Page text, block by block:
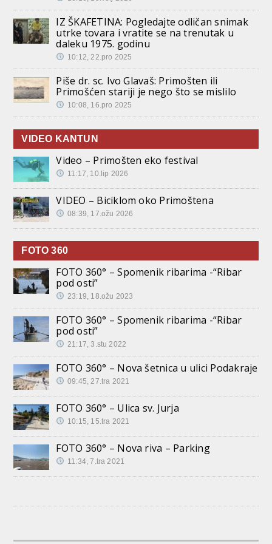
IZ ŠKAFETINA: Pogledajte odličan snimak
utrke tovara i vratite se na trenutak u
daleku 1975. godinu
10:12, 22.pro 2025
Piše dr. sc. Ivo Glavaš: Primošten ili
Primošćen stariji je nego što se mislilo
10:08, 16.pro 2025
VIDEO KANTUN
Video – Primošten eko festival
11:17, 10.lip 2026
VIDEO – Biciklom oko Primoštena
08:39, 17.ožu 2026
FOTO 360
FOTO 360° – Spomenik ribarima -“Ribar
pod osti”
23:19, 18.ožu 2023
FOTO 360° – Spomenik ribarima -“Ribar
pod osti”
21:17, 3.stu 2022
FOTO 360° – Nova šetnica u ulici Podakraje
09:45, 27.tra 2021
FOTO 360° – Ulica sv. Jurja
10:15, 15.tra 2021
FOTO 360° – Nova riva – Parking
11:34, 7.tra 2021